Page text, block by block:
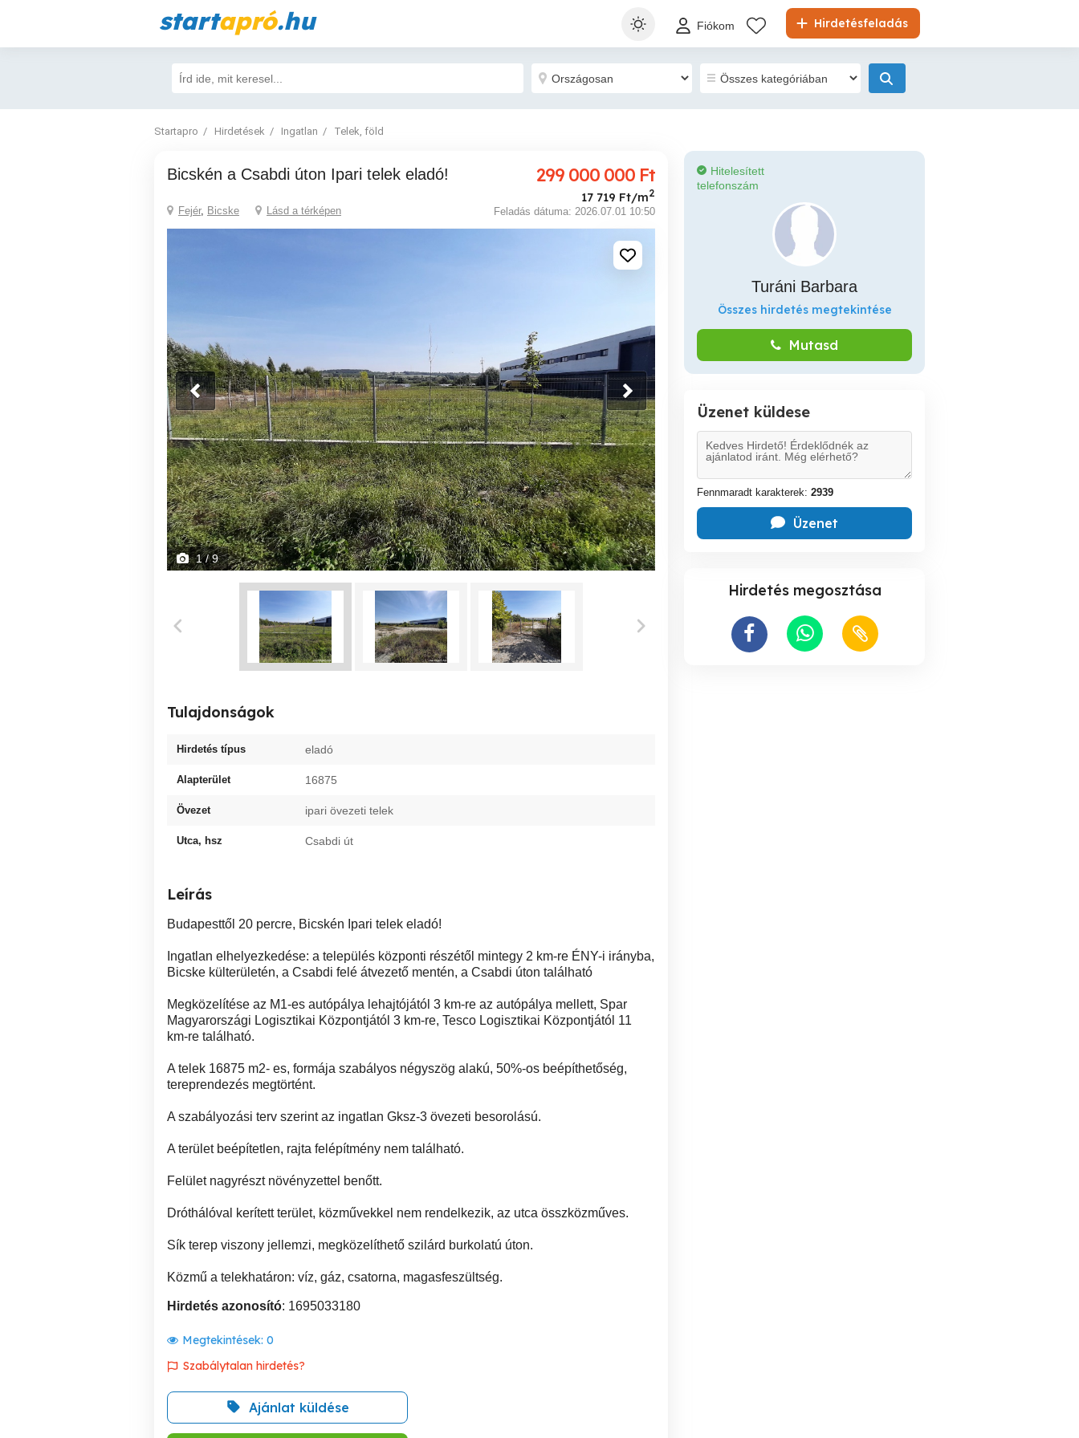
startapró.hu Hirdetésfeladás
Fiókom
Startapro Hirdetések Ingatlan Telek, föld
Bicskén a Csabdi úton Ipari telek eladó! 299 000 000 Ft
17 719 Ft/m2
Fejér, Bicske Lásd a térképen Feladás dátuma: 2026.07.01 10:50
1/ 9
Tulajdonságok
Hirdetés típus eladó
Alapterület 16875
Övezet ipari övezeti telek
Utca, hsz Csabdi út
Leírás
Budapesttől 20 percre, Bicskén Ipari telek eladó!
Ingatlan elhelyezkedése: a település központi részétől mintegy 2 km-re ÉNY-i irányba,
Bicske külterületén, a Csabdi felé átvezető mentén, a Csabdi úton található
Megközelítése az M1-es autópálya lehajtójától 3 km-re az autópálya mellett, Spar
Magyarországi Logisztikai Központjától 3 km-re, Tesco Logisztikai Központjától 11
km-re található.
A telek 16875 m2- es, formája szabályos négyszög alakú, 50%-os beépíthetőség,
tereprendezés megtörtént.
A szabályozási terv szerint az ingatlan Gksz-3 övezeti besorolású.
A terület beépítetlen, rajta felépítmény nem található.
Felület nagyrészt növényzettel benőtt.
Dróthálóval kerített terület, közművekkel nem rendelkezik, az utca összközműves.
Sík terep viszony jellemzi, megközelíthető szilárd burkolatú úton.
Közmű a telekhatáron: víz, gáz, csatorna, magasfeszültség.
Hirdetés azonosító: 1695033180
Megtekintések: 0
Szabálytalan hirdetés?
Ajánlat küldése
Hitelesített
telefonszám
Turáni Barbara
Összes hirdetés megtekintése
Mutasd
Üzenet küldese
Fennmaradt karakterek: 2939
Üzenet
Hirdetés megosztása